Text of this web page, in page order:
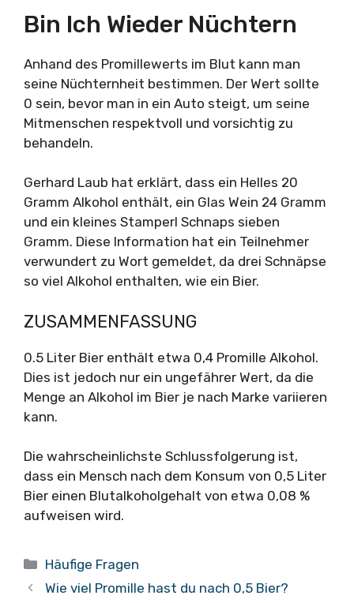
Bin Ich Wieder Nüchtern
Anhand des Promillewerts im Blut kann man
seine Nüchternheit bestimmen. Der Wert sollte
0 sein, bevor man in ein Auto steigt, um seine
Mitmenschen respektvoll und vorsichtig zu
behandeln.
Gerhard Laub hat erklärt, dass ein Helles 20
Gramm Alkohol enthält, ein Glas Wein 24 Gramm
und ein kleines Stamperl Schnaps sieben
Gramm. Diese Information hat ein Teilnehmer
verwundert zu Wort gemeldet, da drei Schnäpse
so viel Alkohol enthalten, wie ein Bier.
ZUSAMMENFASSUNG
0.5 Liter Bier enthält etwa 0,4 Promille Alkohol.
Dies ist jedoch nur ein ungefährer Wert, da die
Menge an Alkohol im Bier je nach Marke variieren
kann.
Die wahrscheinlichste Schlussfolgerung ist,
dass ein Mensch nach dem Konsum von 0,5 Liter
Bier einen Blutalkoholgehalt von etwa 0,08 %
aufweisen wird.
Kategorien
Häufige Fragen
Wie viel Promille hast du nach 0,5 Bier?